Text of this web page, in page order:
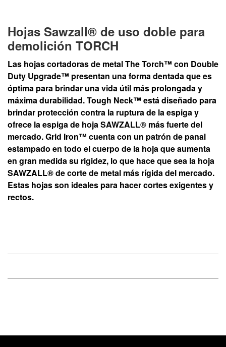
Hojas Sawzall® de uso doble para
demolición TORCH
Las hojas cortadoras de metal The Torch™ con Double
Duty Upgrade™ presentan una forma dentada que es
óptima para brindar una vida útil más prolongada y
máxima durabilidad. Tough Neck™ está diseñado para
brindar protección contra la ruptura de la espiga y
ofrece la espiga de hoja SAWZALL® más fuerte del
mercado. Grid Iron™ cuenta con un patrón de panal
estampado en todo el cuerpo de la hoja que aumenta
en gran medida su rigidez, lo que hace que sea la hoja
SAWZALL® de corte de metal más rígida del mercado.
Estas hojas son ideales para hacer cortes exigentes y
rectos.